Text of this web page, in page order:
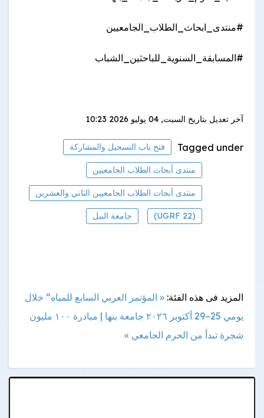
#منتدى_ابحاث_الطلاب_الجامعيين
#المسابقة_السنوية_للباحثين_الشباب
آخر تعديل بتاريخ السبت, 04 يوليو 2026 10:23
Tagged under فتح باب التسجيل والمشاركة
منتدى أبحاث الطلاب الجامعيين
منتدى أبحاث الطلاب الجامعيين الثاني والعشرين
(UGRF 22) جامعة النيل
المزيد فى هذه الفئة: « المؤتمر العربي السابع للمياه” خلال
يومي 25–29 أكتوبر ٢٠٢٦
جامعة بنها | مبادرة ١٠٠ مليون
شجرة تبدأ من الحرم الجامعي »